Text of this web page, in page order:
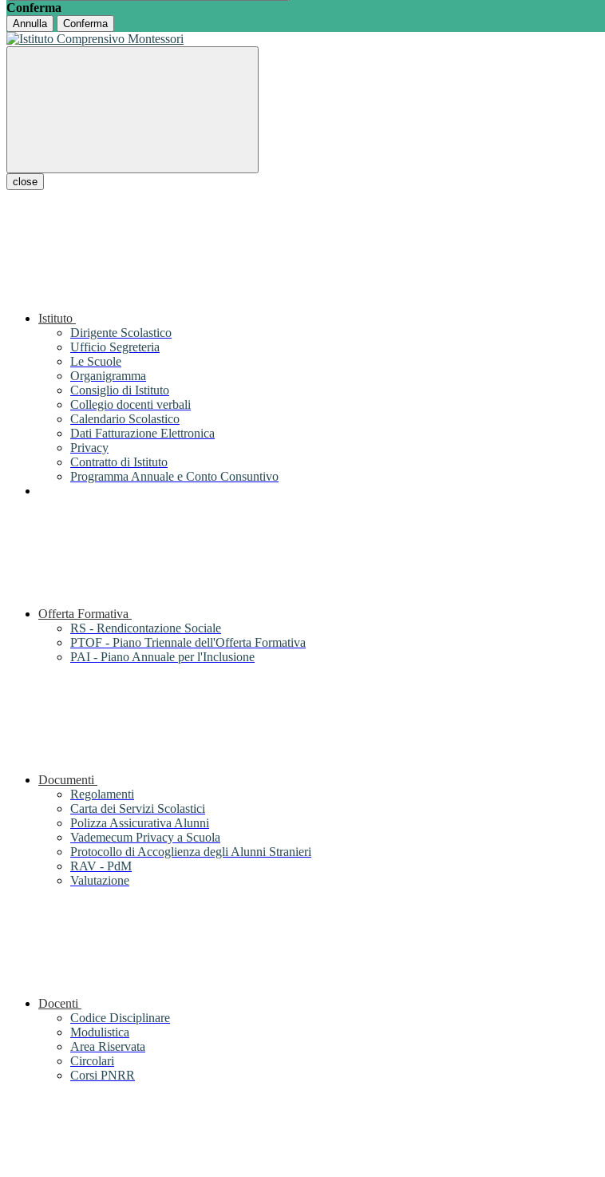
Conferma
Annulla Conferma
close
Istituto
Dirigente Scolastico
Ufficio Segreteria
Le Scuole
Organigramma
Consiglio di Istituto
Collegio docenti verbali
Calendario Scolastico
Dati Fatturazione Elettronica
Privacy
Contratto di Istituto
Programma Annuale e Conto Consuntivo
Offerta Formativa
RS - Rendicontazione Sociale
PTOF - Piano Triennale dell'Offerta Formativa
PAI - Piano Annuale per l'Inclusione
Documenti
Regolamenti
Carta dei Servizi Scolastici
Polizza Assicurativa Alunni
Vademecum Privacy a Scuola
Protocollo di Accoglienza degli Alunni Stranieri
RAV - PdM
Valutazione
Docenti
Codice Disciplinare
Modulistica
Area Riservata
Circolari
Corsi PNRR